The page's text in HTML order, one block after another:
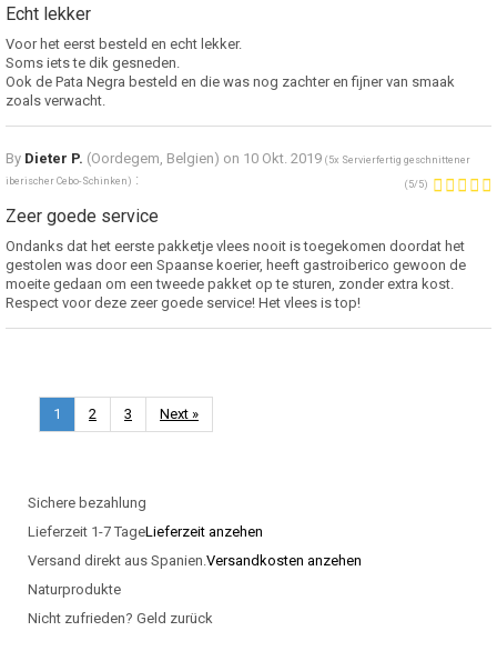
Echt lekker
Voor het eerst besteld en echt lekker.
Soms iets te dik gesneden.
Ook de Pata Negra besteld en die was nog zachter en fijner van smaak
zoals verwacht.
By Dieter P. (Oordegem, Belgien) on 10 Okt. 2019 ( 5x Servierfertig geschnittener
iberischer Cebo-Schinken ) : ( 5/5)
Zeer goede service
Ondanks dat het eerste pakketje vlees nooit is toegekomen doordat het
gestolen was door een Spaanse koerier, heeft gastroiberico gewoon de
moeite gedaan om een tweede pakket op te sturen, zonder extra kost.
Respect voor deze zeer goede service! Het vlees is top!
1 2 3 Next »
Sichere bezahlung
Lieferzeit 1-7 TageLieferzeit anzehen
Versand direkt aus Spanien.Versandkosten anzehen
Naturprodukte
Nicht zufrieden? Geld zurück